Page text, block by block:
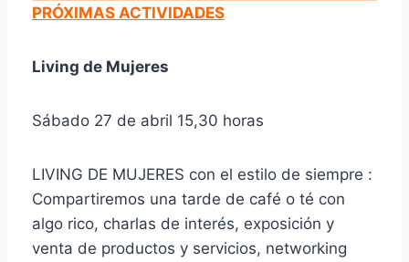
PRÓXIMAS ACTIVIDADES
Living de Mujeres
Sábado 27 de abril 15,30 horas
LIVING DE MUJERES con el estilo de siempre :
Compartiremos una tarde de café o té con
algo rico, charlas de interés, exposición y
venta de productos y servicios, networking